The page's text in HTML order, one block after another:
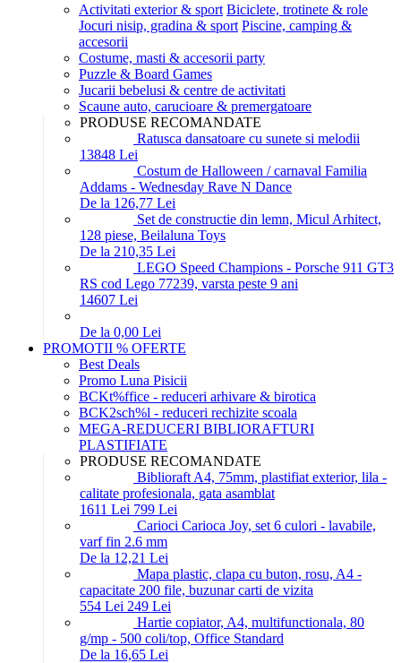
Activitati exterior & sport Biciclete, trotinete & role
Jocuri nisip, gradina & sport Piscine, camping &
accesorii
Costume, masti & accesorii party
Puzzle & Board Games
Jucarii bebelusi & centre de activitati
Scaune auto, carucioare & premergatoare
PRODUSE RECOMANDATE
Ratusca dansatoare cu sunete si melodii
13848 Lei
Costum de Halloween / carnaval Familia
Addams - Wednesday Rave N Dance
De la 126,77 Lei
Set de constructie din lemn, Micul Arhitect,
128 piese, Beilaluna Toys
De la 210,35 Lei
LEGO Speed Champions - Porsche 911 GT3
RS cod Lego 77239, varsta peste 9 ani
14607 Lei
De la 0,00 Lei
PROMOTII % OFERTE
Best Deals
Promo Luna Pisicii
BCKt%ffice - reduceri arhivare & birotica
BCK2sch%l - reduceri rechizite scoala
MEGA-REDUCERI BIBLIORAFTURI
PLASTIFIATE
PRODUSE RECOMANDATE
Biblioraft A4, 75mm, plastifiat exterior, lila -
calitate profesionala, gata asamblat
1611 Lei 799 Lei
Carioci Carioca Joy, set 6 culori - lavabile,
varf fin 2.6 mm
De la 12,21 Lei
Mapa plastic, clapa cu buton, rosu, A4 -
capacitate 200 file, buzunar carti de vizita
554 Lei 249 Lei
Hartie copiator, A4, multifunctionala, 80
g/mp - 500 coli/top, Office Standard
De la 16,65 Lei